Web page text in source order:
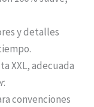
y detalles
XXL, adecuada
.
convenciones